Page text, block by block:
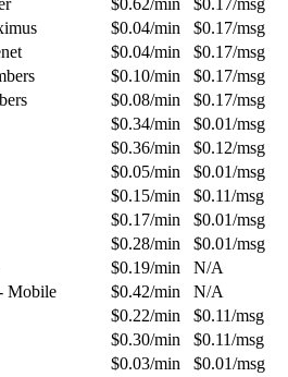
$0.62/min $0.17/msg
$0.04/min $0.17/msg
$0.04/min $0.17/msg
$0.10/min $0.17/msg
$0.08/min $0.17/msg
$0.34/min $0.01/msg
$0.36/min $0.12/msg
$0.05/min $0.01/msg
$0.15/min $0.11/msg
$0.17/min $0.01/msg
$0.28/min $0.01/msg
$0.19/min
N/A
Mobile
$0.42/min
N/A
$0.22/min $0.11/msg
$0.30/min $0.11/msg
$0.03/min $0.01/msg